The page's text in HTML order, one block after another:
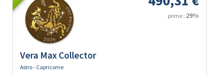
prime : 29%
Vera Max Collector
Astro - Capricorne